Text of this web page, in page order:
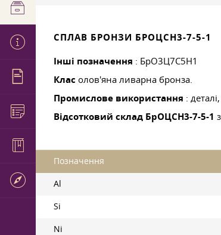
СПЛАВ БРОНЗИ БРОЦСН3-7-5-1
Інші позначення : БрО3Ц7С5Н1
Клас олов'яна ливарна бронза.
Промислове використання :
Відсотковий склад БрОЦСН3-7-5-1
Позначення
Al
Si
Ni